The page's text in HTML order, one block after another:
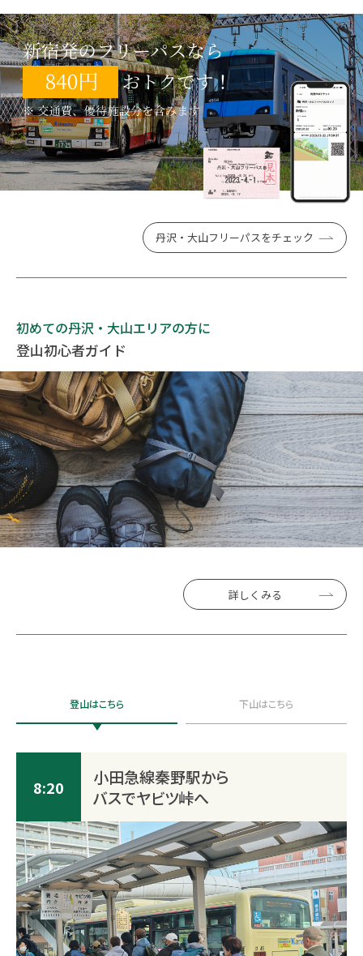
丹沢・大山フリーパスをチェック
初めての丹沢・大山エリアの方に
登山初心者ガイド
詳しくみる
登山はこちら 下山はこちら
8:20
小田急線秦野駅から
バスでヤビツ峠へ